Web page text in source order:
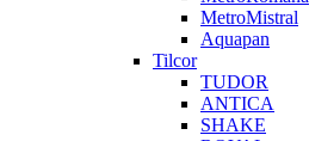
MetroMistral
Aquapan
Tilcor
TUDOR
ANTICA
SHAKE